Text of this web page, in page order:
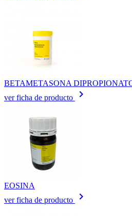
BETAMETASONA
ver ficha de producto
keyboard_arrow_right
EOSINA
ver ficha de producto
keyboard_arrow_right